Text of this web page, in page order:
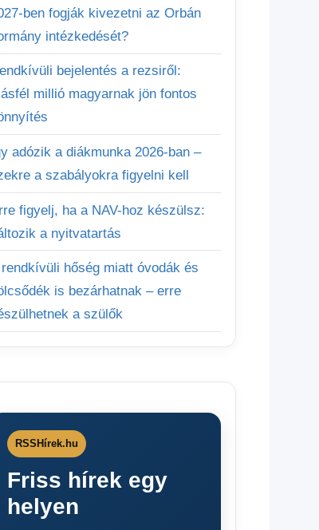
ben fogják kivezetni az Orbán
intézkedését?
bejelentés a rezsiről:
millió magyarnak jön fontos
adózik a diákmunka 2026-ban –
a szabályokra figyelni kell
figyelj, ha a NAV-hoz készülsz:
a nyitvatartás
hőség miatt óvodák és
is bezárhatnak – erre
a szülők
RSSHírek.hu
Friss hírek egy
helyen